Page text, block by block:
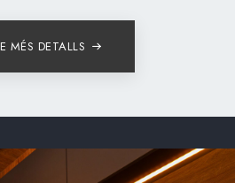
MÉS DETALLS